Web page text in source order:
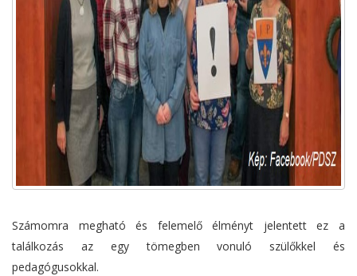
Számomra megható és felemelő élményt jelentett ez a
találkozás az egy tömegben vonuló szülőkkel és
pedagógusokkal.